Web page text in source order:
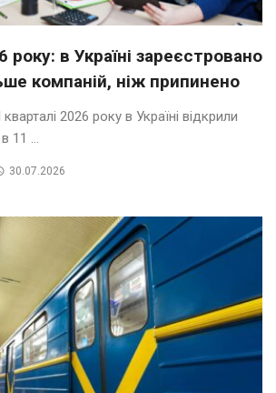
року: в Україні зареєстровано
компаній, ніж припинено
кварталі 2026 року в Україні відкрили
11 ...
30.07.2026